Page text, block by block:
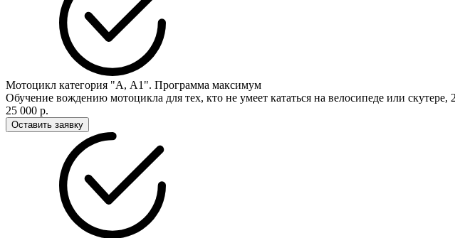
Мотоцикл категория "А, А1". Программа максимум
Обучение вождению мотоцикла для тех, кто не умеет кататься на велосипеде или скутере,
25 000 р.
Оставить заявку